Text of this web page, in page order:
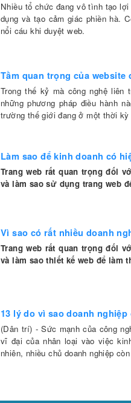
Nhiều tổ chức đang vô tình tạo
dụng và tạo cảm giác phiền hà.
nổi cáu khi duyệt web.
Tầm quan trọng của
Trong thế kỷ mà công nghệ liên
những phương pháp điều hành
trường thế giới đang ở một thời
Làm sao để kinh doanh có
Trang web rất quan trọng đối
và làm sao sử dụng trang web
Vì sao có rất nhiều doanh
Trang web rất quan trọng đối
và làm sao thiết kế web để làm
13 lý do vì sao doanh
(Dân trí) - Sức mạnh của công
vĩ đại của nhân loại vào việc
nhiên, nhiều chủ doanh nghiệp